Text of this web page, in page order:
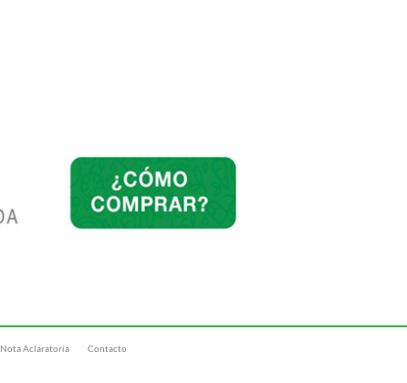
Nota Aclaratoria Contacto